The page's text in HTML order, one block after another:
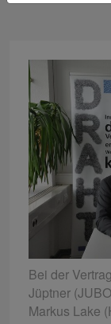
Bei der
Jüptner
Markus Lake